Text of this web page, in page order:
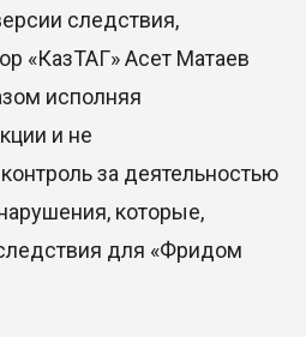
следствия,
«КазТАГ»Асет Матаев
исполняя
и не
за деятельностью
которые,
для «Фридом